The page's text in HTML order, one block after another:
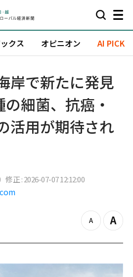
クス オピニオン AI PICK
岸で新たに発見
細菌、抗癌・
活用が期待され
修正 : 2026-07-07 12:12:00
z
o
o
u
Z
o
i
n